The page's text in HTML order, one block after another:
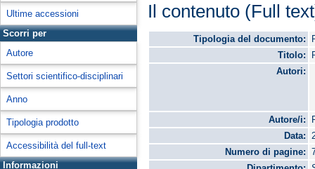
Ultime accessioni
Scorri per
Autore
Settori scientifico-disciplinari
Anno
Tipologia prodotto
Accessibilità del full-text
Informazioni
Il contenuto (Full
Tipologia del documento:
Titolo:
Autori:
Autore/i:
Data:
Numero di pagine: